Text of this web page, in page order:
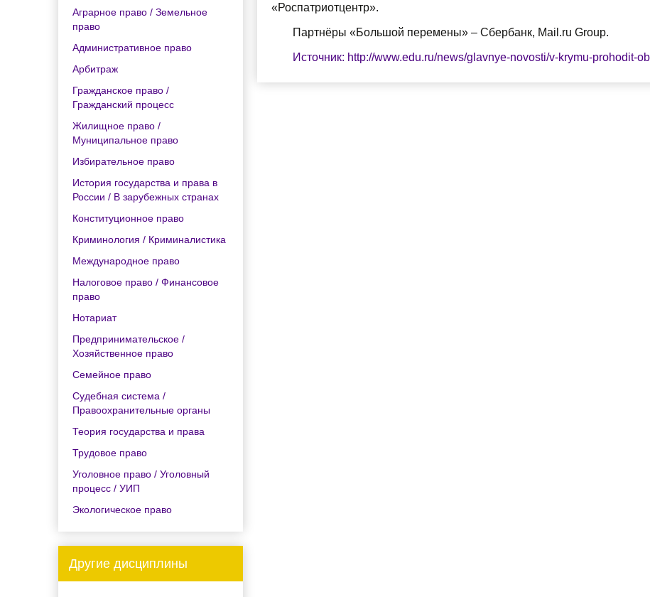
Аграрное право / Земельное
право
Административное право
Арбитраж
Гражданское право /
Гражданский процесс
Жилищное право /
Муниципальное право
Избирательное право
История государства и права в
России / В зарубежных странах
Конституционное право
Криминология / Криминалистика
Международное право
Налоговое право / Финансовое
право
Нотариат
Предпринимательское /
Хозяйственное право
Семейное право
Судебная система /
Правоохранительные органы
Теория государства и права
Трудовое право
Уголовное право / Уголовный
процесс / УИП
Экологическое право
Другие дисциплины
«Роспатриотцентр».
Партнёры «Большой перемены» – Сбербанк, Mail.ru Group.
Источник: http://www.edu.ru/news/glavnye-novosti/v-krymu-prohodit-